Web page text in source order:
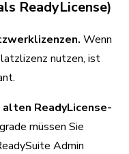
ReadyLicense)
Wenn
nutzen, ist
ReadyLicense-
müssen Sie
Admin